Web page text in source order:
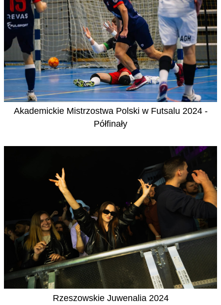
Akademickie Mistrzostwa Polski w Futsalu 2024 -
Półfinały
Rzeszowskie Juwenalia 2024